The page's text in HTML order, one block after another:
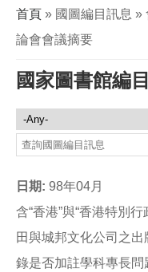
您在這裡
首頁 » 國圖編目訊息 »
論會會議摘要
國家圖書館編
國圖編目訊息
Search this site
日期: 98年04月
含“香港”與“香港特別
田與城邦文化公司之
錄是否加註學科專長問